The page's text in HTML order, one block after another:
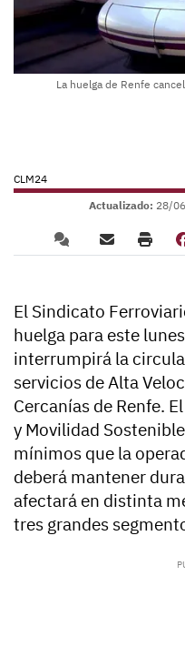
La huelga de Renfe
CLM24
Actualizado: 28/
El Sindicato
huelga para este
interrumpirá la
servicios de Alta
Cercanías de Renfe.
y Movilidad
mínimos que la
deberá mantener
afectará en distinta
tres grandes